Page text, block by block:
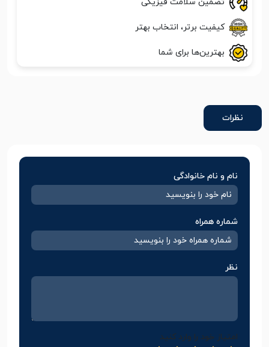
کیفیت برتر، انتخاب بهتر
بهترین‌ها برای شما
نظرات
نام و نام خانوادگی
شماره همراه
نظر
امتیاز خود را وارد کنید